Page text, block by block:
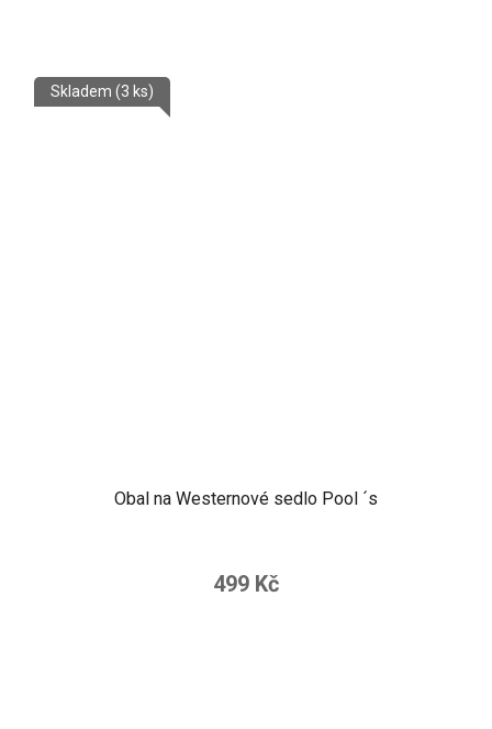
Obal na Westernové sedlo Pool ´s
Skladem (3 ks)
499 Kč